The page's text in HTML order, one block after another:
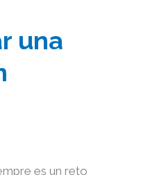
una
es un reto